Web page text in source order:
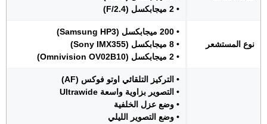
• 2 ميجابكسل (F/2.4)
نوع المستشعر
• 200 ميجابكسل (Samsung HP3)
• 8 ميجابكسل (Sony IMX355)
• 2 ميجابكسل (Omnivision OV02B10)
• التركيز التلقائي اوتو فوكس (AF)
• التصوير بزاوية واسعة Ultrawide
• وضع عزل الخلفية
• وضع التصوير الليلي